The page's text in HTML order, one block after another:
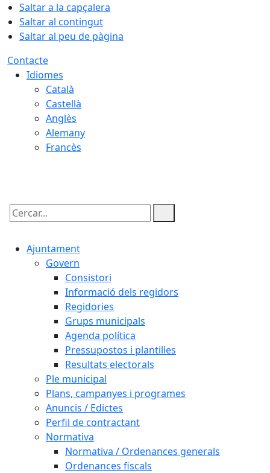
Saltar a la capçalera
Saltar al contingut
Saltar al peu de pàgina
Contacte
Idiomes
Català
Castellà
Anglès
Alemany
Francès
Cercar:
Ajuntament
Govern
Consistori
Informació dels regidors
Regidories
Grups municipals
Agenda política
Pressupostos i plantilles
Resultats electorals
Ple municipal
Plans, campanyes i programes
Anuncis / Edictes
Perfil de contractant
Normativa
Normativa / Ordenances generals
Ordenances fiscals